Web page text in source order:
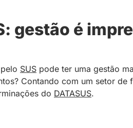
: gestão é
SUS pode ter uma gestão
Contando com um setor de
do DATASUS.